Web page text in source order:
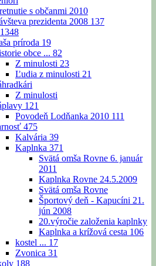
s občanmi 2010
prezidenta 2008 137
1348
príroda 19
obce ... 82
Z minulosti 23
Ľudia z minulosti 21
Z minulosti
121
Povodeň Lodňanka 2010 111
475
Kalvária 39
Kaplnka 371
Svätá omša Rovne 6. január
2011
Kaplnka Rovne 24.5.2009
Svätá omša Rovne
Športový deň - Kapucíni 21.
jún 2008
20.výročie založenia kaplnky
Kaplnka a krížová cesta 106
kostel ... 17
Zvonica 31
188